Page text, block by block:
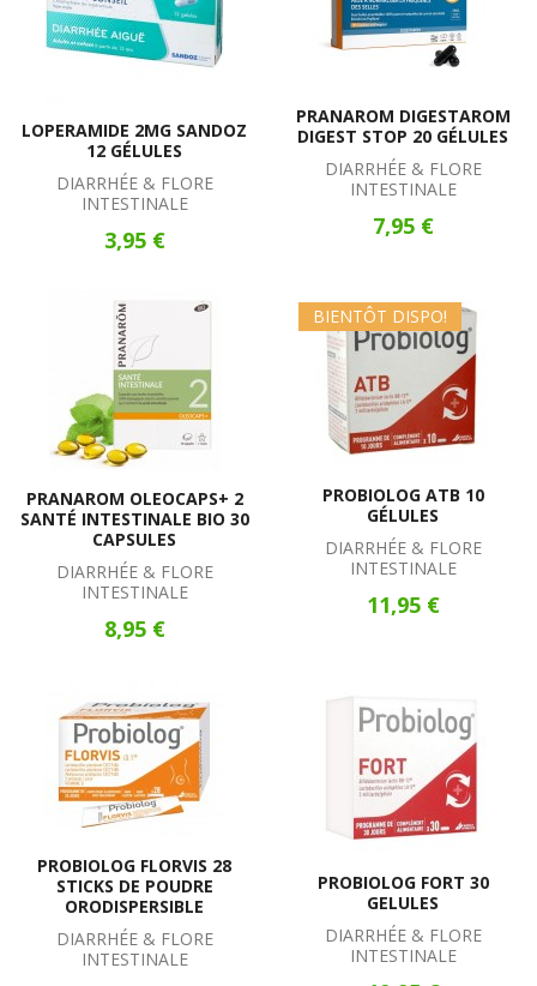
LOPERAMIDE 2MG SANDOZ
12 GÉLULES
DIARRHÉE & FLORE
INTESTINALE
3,95 €
PRANAROM DIGESTAROM
DIGEST STOP 20 GÉLULES
DIARRHÉE & FLORE
INTESTINALE
7,95 €
PRANAROM OLEOCAPS+ 2
SANTÉ INTESTINALE BIO 30
CAPSULES
DIARRHÉE & FLORE
INTESTINALE
8,95 €
BIENTÔT DISPO!
PROBIOLOG ATB 10
GÉLULES
DIARRHÉE & FLORE
INTESTINALE
11,95 €
PROBIOLOG FLORVIS 28
STICKS DE POUDRE
ORODISPERSIBLE
DIARRHÉE & FLORE
INTESTINALE
PROBIOLOG FORT 30
GELULES
DIARRHÉE & FLORE
INTESTINALE